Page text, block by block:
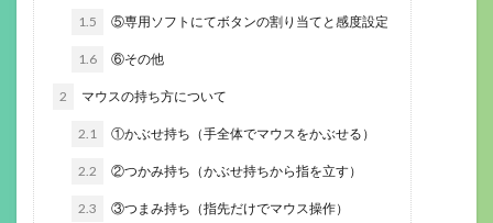
1.5 ⑤専用ソフトにてボタンの割り当てと感度設定
1.6 ⑥その他
2 マウスの持ち方について
2.1 ①かぶせ持ち（手全体でマウスをかぶせる）
2.2 ②つかみ持ち（かぶせ持ちから指を立す）
2.3 ③つまみ持ち（指先だけでマウス操作）